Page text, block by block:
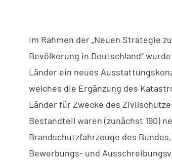
Im Rahmen der „Neuen Strategie
Bevölkerung in Deutschland“
Länder ein neues
welches die Ergänzung des
Länder für Zwecke des
Bestandteil waren (zunächst 190)
Brandschutzfahrzeuge des
Bewerbungs- und